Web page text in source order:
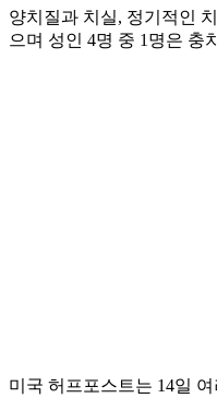
양치질과 치실, 정기적인
으며 성인 4명 중 1명은 충
미국 허프포스트는 14일